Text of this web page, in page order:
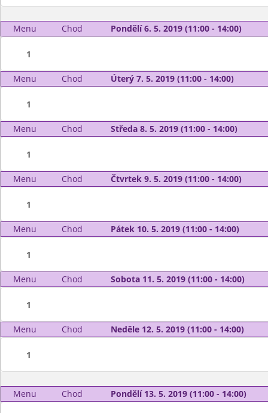
Menu Chod Pondělí 6. 5. 2019 (11:00 - 14:00)
1
Menu Chod Úterý 7. 5. 2019 (11:00 - 14:00)
1
Menu Chod Středa 8. 5. 2019 (11:00 - 14:00)
1
Menu Chod Čtvrtek 9. 5. 2019 (11:00 - 14:00)
1
Menu Chod Pátek 10. 5. 2019 (11:00 - 14:00)
1
Menu Chod Sobota 11. 5. 2019 (11:00 - 14:00)
1
Menu Chod Neděle 12. 5. 2019 (11:00 - 14:00)
1
Menu Chod Pondělí 13. 5. 2019 (11:00 - 14:00)